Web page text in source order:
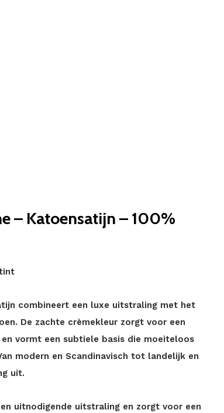
– Katoensatijn – 100%
combineert een luxe uitstraling met het
De zachte crèmekleur zorgt voor een
vormt een subtiele basis die moeiteloos
modern en Scandinavisch tot landelijk en
uit.
uitnodigende uitstraling en zorgt voor een